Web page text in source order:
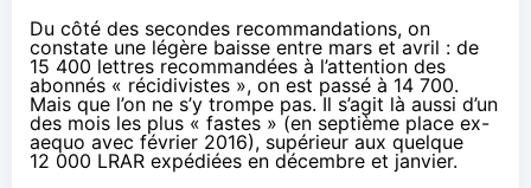
Du côté des secondes recommandations, on
constate une légère baisse entre mars et avril : de
15 400 lettres recommandées à l’attention des
abonnés « récidivistes », on est passé à 14 700.
Mais que l’on ne s’y trompe pas. Il s’agit là aussi d’un
des mois les plus « fastes » (en septième place ex-
aequo avec février 2016), supérieur aux quelque
12 000 LRAR expédiées en décembre et janvier.